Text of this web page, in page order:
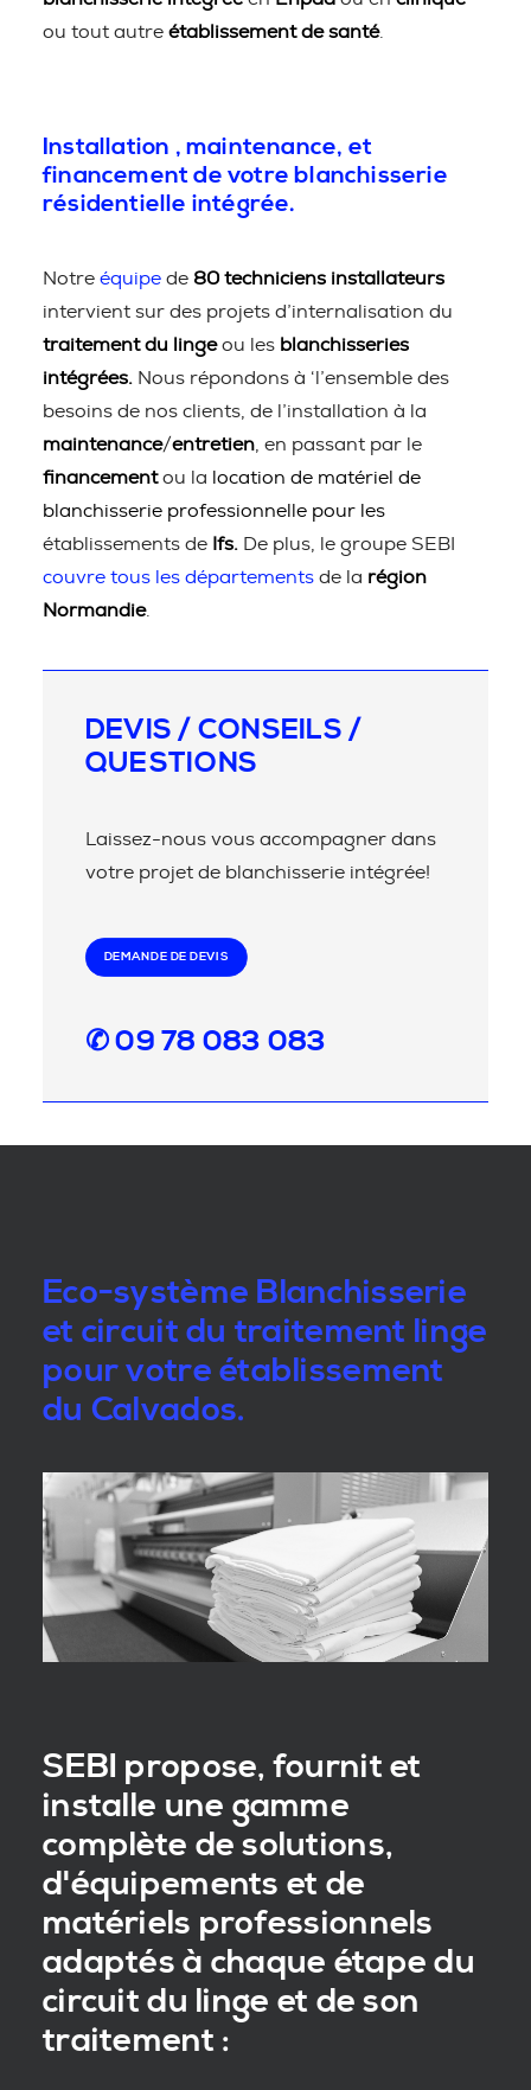
ou tout autre établissement de santé.
Installation , maintenance, et
financement de votre blanchisserie
résidentielle intégrée.
Notre équipe de 80 techniciens installateurs
intervient sur des projets d’internalisation du
traitement du lingeou les blanchisseries
intégrées. Nous répondons à ‘l’ensemble des
besoins de nos clients, de l’installation à la
maintenance/entretien , en passant par le
financementou la location de matériel de
blanchisserie professionnelle pour les
établissements de Ifs. De plus, le groupe SEBI
couvre tous les départements de la région
Normandie.
DEVIS / CONSEILS /
QUESTIONS
Laissez-nous vous accompagner dans
votre projet de blanchisserie intégrée!
DEMANDE DE DEVIS
✆ 09 78 083 083
Eco-système Blanchisserie
et circuit du traitement linge
pour votre établissement
du Calvados.
SEBI propose, fournit et
installe une gamme
complète de solutions,
d'équipements et de
matériels professionnels
adaptés à chaque étape du
circuit du linge et de son
traitement :